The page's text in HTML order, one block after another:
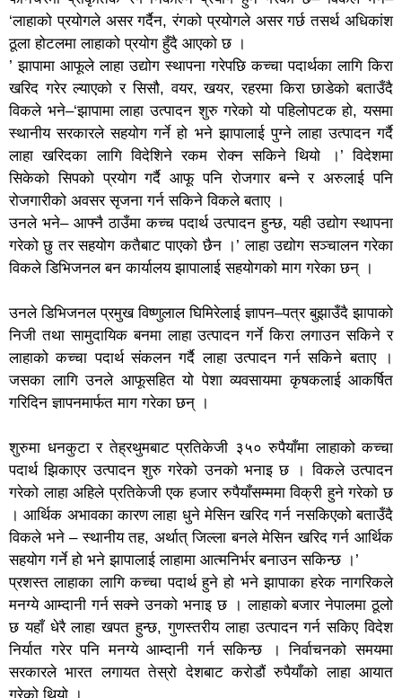
‘लाहाको प्रयोगले असर गर्दैन, रंगको प्रयोगले असर गर्छ तसर्थ अधिकांश
ठूला होटलमा लाहाको प्रयोग हुँदै आएको छ ।
’ झापामा आफूले लाहा उद्योग स्थापना गरेपछि कच्चा पदार्थका लागि किरा
खरिद गरेर ल्याएको र सिसौ, वयर, खयर, रहरमा किरा छाडेको बताउँदै
विकले भने–‘झापामा लाहा उत्पादन शुरु गरेको यो पहिलोपटक हो, यसमा
स्थानीय सरकारले सहयोग गर्ने हो भने झापालाई पुग्ने लाहा उत्पादन गर्दै
लाहा खरिदका लागि विदेशिने रकम रोक्न सकिने थियो ।’ विदेशमा
सिकेको सिपको प्रयोग गर्दै आफू पनि रोजगार बन्ने र अरुलाई पनि
रोजगारीको अवसर सृजना गर्न सकिने विकले बताए ।
उनले भने– आफ्नै ठाउँमा कच्च पदार्थ उत्पादन हुन्छ, यही उद्योग स्थापना
गरेको छु तर सहयोग कतैबाट पाएको छैन ।’ लाहा उद्योग सञ्चालन गरेका
विकले डिभिजनल बन कार्यालय झापालाई सहयोगको माग गरेका छन् ।
उनले डिभिजनल प्रमुख विष्णुलाल घिमिरेलाई ज्ञापन–पत्र बुझाउँदै झापाको
निजी तथा सामुदायिक बनमा लाहा उत्पादन गर्ने किरा लगाउन सकिने र
लाहाको कच्चा पदार्थ संकलन गर्दै लाहा उत्पादन गर्न सकिने बताए ।
जसका लागि उनले आफूसहित यो पेशा व्यवसायमा कृषकलाई आकर्षित
गरिदिन ज्ञापनमार्फत माग गरेका छन् ।
शुरुमा धनकुटा र तेह्रथुमबाट प्रतिकेजी ३५० रुपैयाँमा लाहाको कच्चा
पदार्थ झिकाएर उत्पादन शुरु गरेको उनको भनाइ छ । विकले उत्पादन
गरेको लाहा अहिले प्रतिकेजी एक हजार रुपैयाँसम्ममा विक्री हुने गरेको छ
। आर्थिक अभावका कारण लाहा धुने मेसिन खरिद गर्न नसकिएको बताउँदै
विकले भने – स्थानीय तह, अर्थात् जिल्ला बनले मेसिन खरिद गर्न आर्थिक
सहयोग गर्ने हो भने झापालाई लाहामा आत्मनिर्भर बनाउन सकिन्छ ।’
प्रशस्त लाहाका लागि कच्चा पदार्थ हुने हो भने झापाका हरेक नागरिकले
मनग्ये आम्दानी गर्न सक्ने उनको भनाइ छ । लाहाको बजार नेपालमा ठूलो
छ यहाँ धेरै लाहा खपत हुन्छ, गुणस्तरीय लाहा उत्पादन गर्न सकिए विदेश
निर्यात गरेर पनि मनग्ये आम्दानी गर्न सकिन्छ । निर्वाचनको समयमा
सरकारले भारत लगायत तेस्रो देशबाट करोडौं रुपैयाँको लाहा आयात
गरेको थियो ।